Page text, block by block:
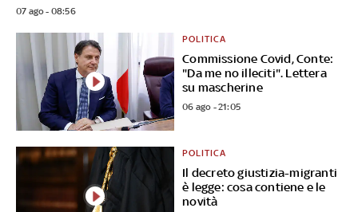
07 ago - 08:56
Commissione Covid, Conte:
"Da me no illeciti". Lettera
su mascherine
POLITICA
06 ago - 21:05
Il decreto giustizia-migranti
è legge: cosa contiene e le
novità
POLITICA